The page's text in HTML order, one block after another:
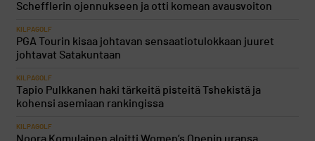
Schefflerin ojennukseen ja otti komean avausvoiton
KILPAGOLF
PGA Tourin kisaa johtavan sensaatiotulokkaan juuret
johtavat Satakuntaan
KILPAGOLF
Tapio Pulkkanen haki tärkeitä pisteitä Tshekistä ja
kohensi asemiaan rankingissa
KILPAGOLF